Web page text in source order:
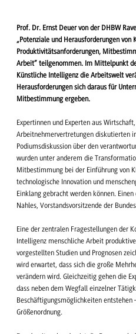
Prof. Dr. Ernst Deuer von der DHBW
„Potenziale und Herausforderungen von
Produktivitätsanforderungen,
Arbeit“ teilgenommen. Im Mittelpunkt
Künstliche Intelligenz die Arbeitswelt
Herausforderungen sich daraus für
Mitbestimmung ergeben.
Expertinnen und Experten aus
Arbeitnehmervertretungen diskutierten
Podiumsdiskussion über den
wurden unter anderem die
Mitbestimmung bei der Einführung von
technologische Innovation und
Einklang gebracht werden können.
Nahles, Vorstandsvorsitzende der
Eine der zentralen Fragestellungen der
Intelligenz menschliche Arbeit
vorgestellten Studien und Prognosen
wird erwartet, dass sich die große
verändern wird. Gleichzeitig gehen die
dass neben dem Wegfall einzelner
Beschäftigungsmöglichkeiten entstehen
Größenordnung.